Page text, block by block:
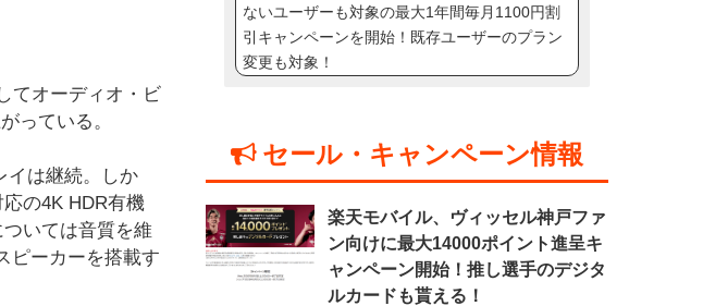
てオーディオ・ビ
っている。
イは継続。しか
の4K HDR有機
いては音質を維
ピーカーを搭載す
ないユーザーも対象の最大1年間毎月1100円割
引キャンペーンを開始！既存ユーザーのプラン
変更も対象！
セール・キャンペーン情報
楽天モバイル、ヴィッセル神戸ファ
ン向けに最大14000ポイント進呈キ
ャンペーン開始！推し選手のデジタ
ルカードも貰える！